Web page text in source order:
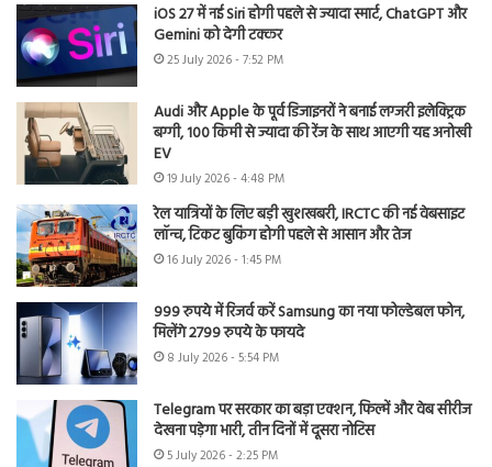
iOS 27 में नई Siri होगी पहले से ज्यादा स्मार्ट, ChatGPT और
Gemini को देगी टक्कर
25 July 2026 - 7:52 PM
Audi और Apple के पूर्व डिजाइनरों ने बनाई लग्जरी इलेक्ट्रिक
बग्गी, 100 किमी से ज्यादा की रेंज के साथ आएगी यह अनोखी
EV
19 July 2026 - 4:48 PM
रेल यात्रियों के लिए बड़ी खुशखबरी, IRCTC की नई वेबसाइट
लॉन्च, टिकट बुकिंग होगी पहले से आसान और तेज
16 July 2026 - 1:45 PM
999 रुपये में रिजर्व करें Samsung का नया फोल्डेबल फोन,
मिलेंगे 2799 रुपये के फायदे
8 July 2026 - 5:54 PM
Telegram पर सरकार का बड़ा एक्शन, फिल्में और वेब सीरीज
देखना पड़ेगा भारी, तीन दिनों में दूसरा नोटिस
5 July 2026 - 2:25 PM